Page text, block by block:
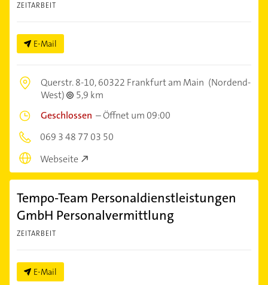
ZEITARBEIT
E-Mail
Querstr. 8-10,60322 Frankfurt am Main (Nordend-
West)
5,9 km
Geschlossen –Öffnet um 09:00
069 3 48 77 03 50
Webseite
Tempo-Team Personaldienstleistungen
GmbH Personalvermittlung
ZEITARBEIT
E-Mail